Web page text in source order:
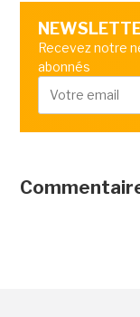
Recevez notre
abonnés